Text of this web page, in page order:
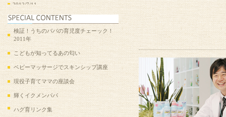
2012/7/11
ふれあい写真コンテスト第２弾の受付は終
了いたしました。沢山のご応募ありがとう
ございました。
2012/6/1
『ハグ育』してますか？ふれあい写真コン
テストの入賞作品が決定いたしました！
2012/5/7
ふれあい写真コンテストの受付は終了いた
しました。沢山のご応募ありがとうござい
ました。
2012/5/2
選び方がワカる、快適な服（夏編）をUP
検証！うちのパパの育児度チェーック！
2011年
こどもが知ってるあの匂い
ベビーマッサージでスキンシップ講座
現役子育てママの座談会
輝くイクメンパパ
ハグ育リンク集